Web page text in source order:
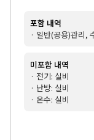
포함 내역
· 일반(공용)관리,
미포함 내역
· 전기: 실비
· 난방: 실비
· 온수: 실비